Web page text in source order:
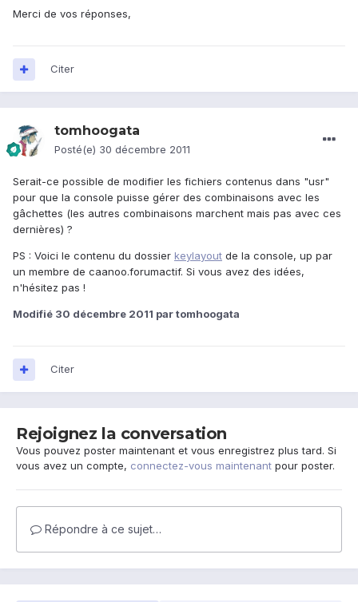
Merci de vos réponses,
Citer
tomhoogata
Posté(e) 30 décembre 2011
Serait-ce possible de modifier les fichiers contenus dans "usr"
pour que la console puisse gérer des combinaisons avec les
gâchettes (les autres combinaisons marchent mais pas avec ces
dernières) ?
PS : Voici le contenu du dossier keylayout de la console, up par
un membre de caanoo.forumactif. Si vous avez des idées,
n'hésitez pas !
Modifié 30 décembre 2011 par tomhoogata
Citer
Rejoignez la conversation
Vous pouvez poster maintenant et vous enregistrez plus tard. Si
vous avez un compte, connectez-vous maintenant pour poster.
Répondre à ce sujet…